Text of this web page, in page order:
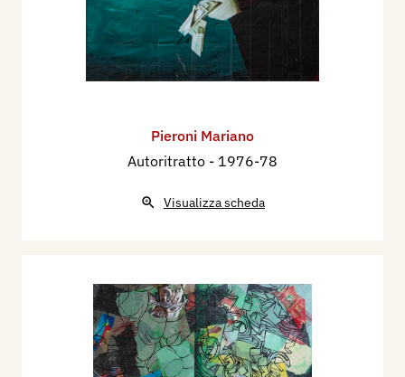
Pieroni Mariano
Autoritratto - 1976-78
Visualizza scheda